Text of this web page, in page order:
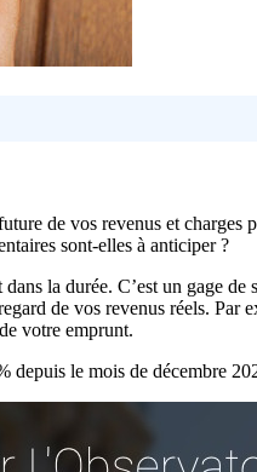
de vos revenus et
sont-elles à anticiper ?
la durée. C’est un gage
de vos revenus réels.
votre emprunt.
depuis le mois de décembre